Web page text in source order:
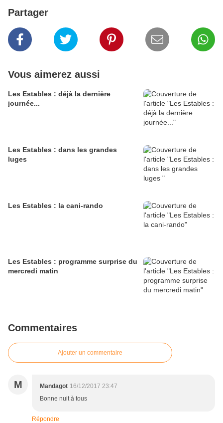
Partager
Vous aimerez aussi
Les Estables : déjà la dernière
journée...
Les Estables : dans les grandes
luges
Les Estables : la cani-rando
Les Estables : programme surprise du
mercredi matin
Commentaires
Ajouter un commentaire
M Mandagot 16/12/2017 23:47
Bonne nuit à tous
Répondre